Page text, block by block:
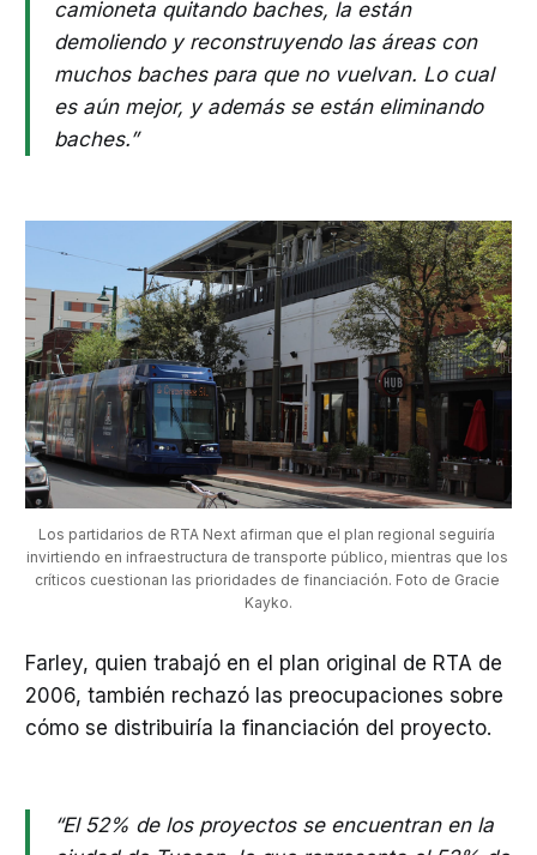
camioneta quitando baches, la están
demoliendo y reconstruyendo las áreas con
muchos baches para que no vuelvan. Lo cual
es aún mejor, y además se están eliminando
baches.”
Los partidarios de RTA Next afirman que el plan regional seguiría
invirtiendo en infraestructura de transporte público, mientras que los
críticos cuestionan las prioridades de financiación. Foto de Gracie
Kayko.
Farley, quien trabajó en el plan original de RTA de
2006, también rechazó las preocupaciones sobre
cómo se distribuiría la financiación del proyecto.
“El 52% de los proyectos se encuentran en la